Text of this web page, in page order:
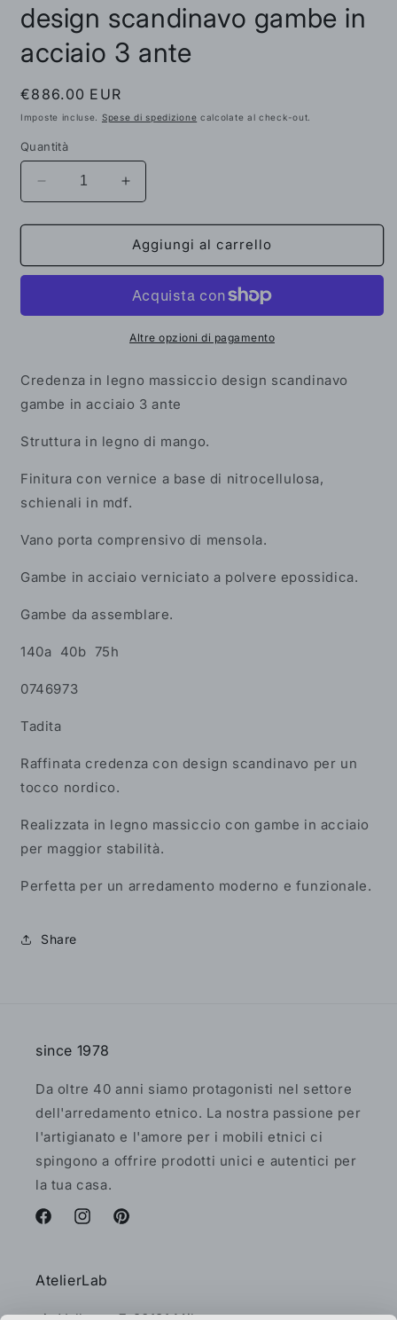
design scandinavo gambe in
acciaio 3 ante
Prezzo
di
€886.00 EUR
Imposte incluse. Spese di spedizione calcolate al check-out.
Quantità
Diminuisci
quantità
per
in
design
in
3
Aumenta
quantità
per
Credenza
in
massiccio
design
scandinavo
in
acciaio
3
Aggiungi al carrello
Altre opzioni di pagamento
Credenza in legno massiccio design scandinavo
gambe in acciaio 3 ante
Struttura in legno di mango.
Finitura con vernice a base di nitrocellulosa,
schienali in mdf.
Vano porta comprensivo di mensola.
Gambe in acciaio verniciato a polvere epossidica.
Gambe da assemblare.
140a 40b 75h
0746973
Tadita
Raffinata credenza con design scandinavo per un
tocco nordico.
Realizzata in legno massiccio con gambe in acciaio
per maggior stabilità.
Perfetta per un arredamento moderno e funzionale.
Share
since 1978
Da oltre 40 anni siamo protagonisti nel settore
dell'arredamento etnico. La nostra passione per
l'artigianato e l'amore per i mobili etnici ci
spingono a offrire prodotti unici e autentici per
la tua casa.
FacebookInstagramPinterest
AtelierLab